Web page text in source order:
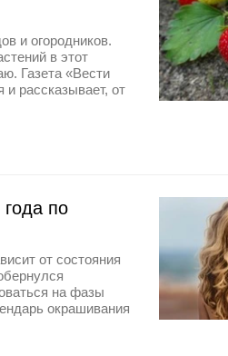
и огородников.
в этот
Газета «Вести
рассказывает, от
по
от состояния
на фазы
окрашивания